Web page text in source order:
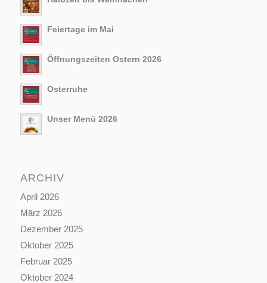
Feiertage im Mai
Öffnungszeiten Ostern 2026
Osterruhe
Unser Menü 2026
ARCHIV
April 2026
März 2026
Dezember 2025
Oktober 2025
Februar 2025
Oktober 2024